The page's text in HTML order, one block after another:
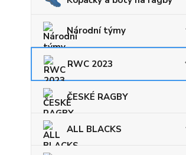
Národní týmy
RWC 2023
ČESKÉ RAGBY
ALL BLACKS